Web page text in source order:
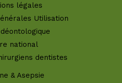
légales
Utilisation
national
dentistes
& Asepsie